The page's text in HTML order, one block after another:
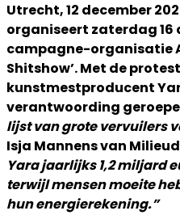
Utrecht, 12 december
organiseert zaterdag 16
campagne-organisatie
Shitshow’. Met de
kunstmestproducent
verantwoording
lijst van grote vervuilers
Isja Mannens van
Yara jaarlijks 1,2 miljard
terwijl mensen moeite
hun energierekening.”